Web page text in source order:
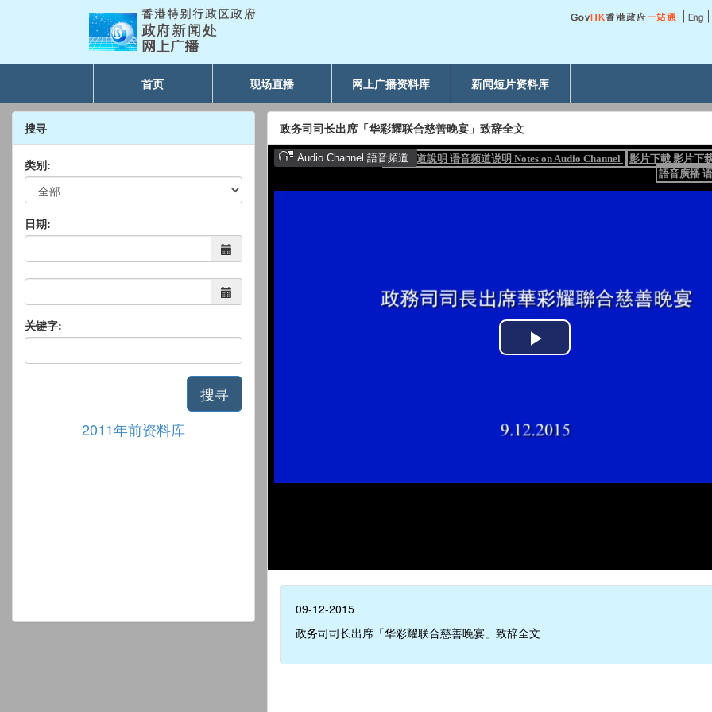
首页 现场直播 网上广播资料库 新闻短片资料库
搜寻
类别:
日期:
关键字:
搜寻
2011年前资料库
政务司司长出席「华彩耀联合慈善晚宴」致辞全文
09-12-2015
政务司司长出席「华彩耀联合慈善晚宴」致辞全文